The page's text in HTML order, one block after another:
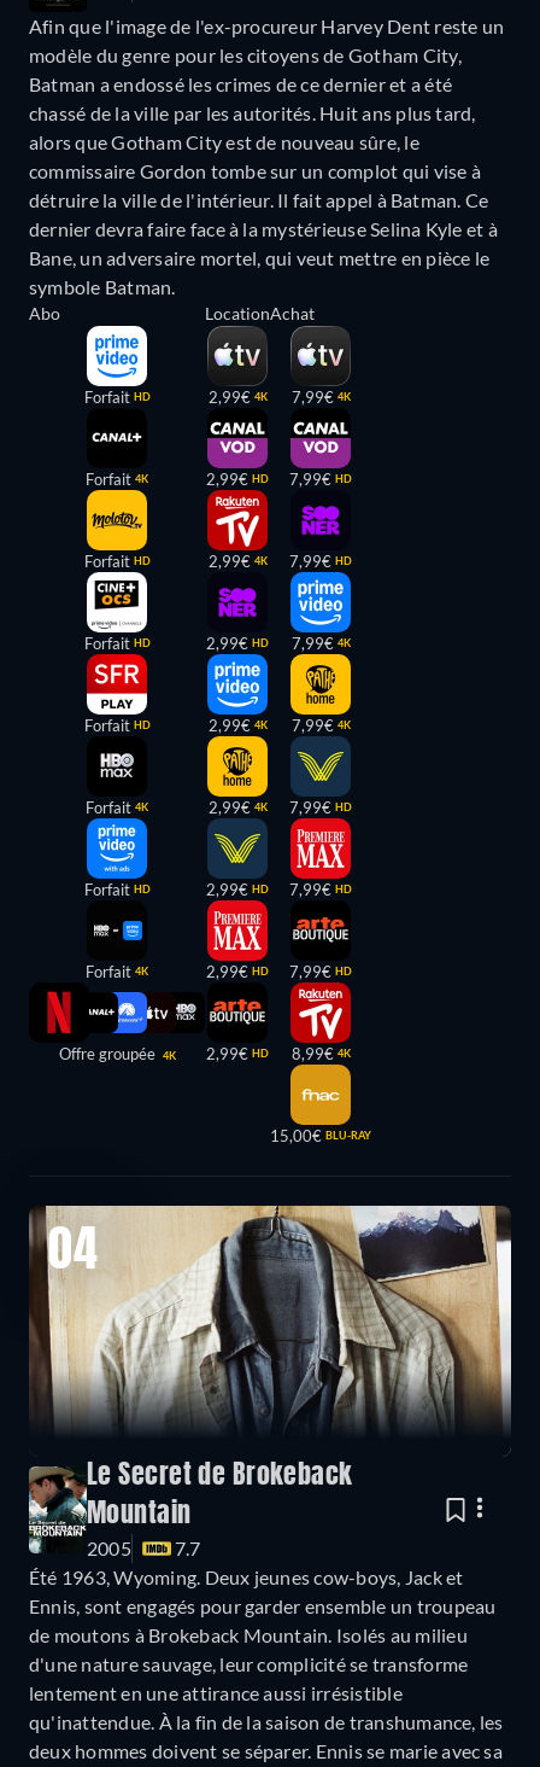
Afin que l'image de l'ex-procureur Harvey Dent reste un
modèle du genre pour les citoyens de Gotham City,
Batman a endossé les crimes de ce dernier et a été
chassé de la ville par les autorités. Huit ans plus tard,
alors que Gotham City est de nouveau sûre, le
commissaire Gordon tombe sur un complot qui vise à
détruire la ville de l'intérieur. Il fait appel à Batman. Ce
dernier devra faire face à la mystérieuse Selina Kyle et à
Bane, un adversaire mortel, qui veut mettre en pièce le
symbole Batman.
Abo
Forfait HD
Forfait 4K
Forfait HD
Forfait HD
Forfait HD
Forfait 4K
Forfait HD
Forfait 4K
Offre groupée 4K
Location
2,99€ 4K
2,99€ HD
2,99€ 4K
2,99€ HD
2,99€ 4K
2,99€ 4K
2,99€ HD
2,99€ HD
2,99€ HD
Achat
7,99€ 4K
7,99€ HD
7,99€ HD
7,99€ 4K
7,99€ 4K
7,99€ HD
7,99€ HD
7,99€ HD
8,99€ 4K
15,00€ BLU-RAY
04
Le Secret de Brokeback
Mountain
2005
7.7
Été 1963, Wyoming. Deux jeunes cow-boys, Jack et
Ennis, sont engagés pour garder ensemble un troupeau
de moutons à Brokeback Mountain. Isolés au milieu
d'une nature sauvage, leur complicité se transforme
lentement en une attirance aussi irrésistible
qu'inattendue. À la fin de la saison de transhumance, les
deux hommes doivent se séparer. Ennis se marie avec sa